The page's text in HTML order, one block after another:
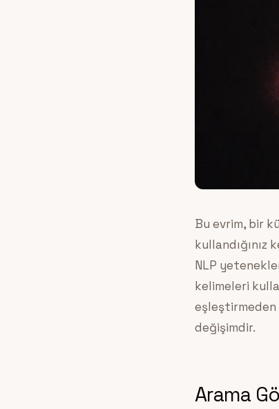
Bu evrim, bir
NLP
kelimeleri
eşleştirmeden
değişimdir.
Arama